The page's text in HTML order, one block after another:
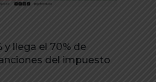
y llega el 70% de
del impuesto